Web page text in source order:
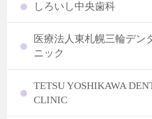
しろいし中央歯科
医療法人東札幌三輪デン
ニック
TETSU YOSHIKAWA
CLINIC